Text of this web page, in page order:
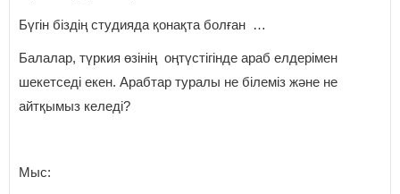
Бүгін біздің студияда қонақта болған …
Балалар, түркия өзінің оңтүстігінде араб елдерімен
шекетседі екен. Арабтар туралы не білеміз және не
айтқымыз келеді?
Мыс: